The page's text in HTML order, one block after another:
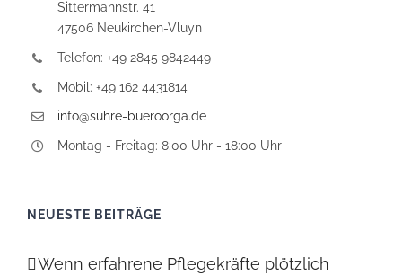
Sittermannstr. 41
47506 Neukirchen-Vluyn
Telefon: +49 2845 9842449
Mobil: +49 162 4431814
info@suhre-bueroorga.de
Montag - Freitag: 8:00 Uhr - 18:00 Uhr
NEUESTE BEITRÄGE
Wenn erfahrene Pflegekräfte plötzlich